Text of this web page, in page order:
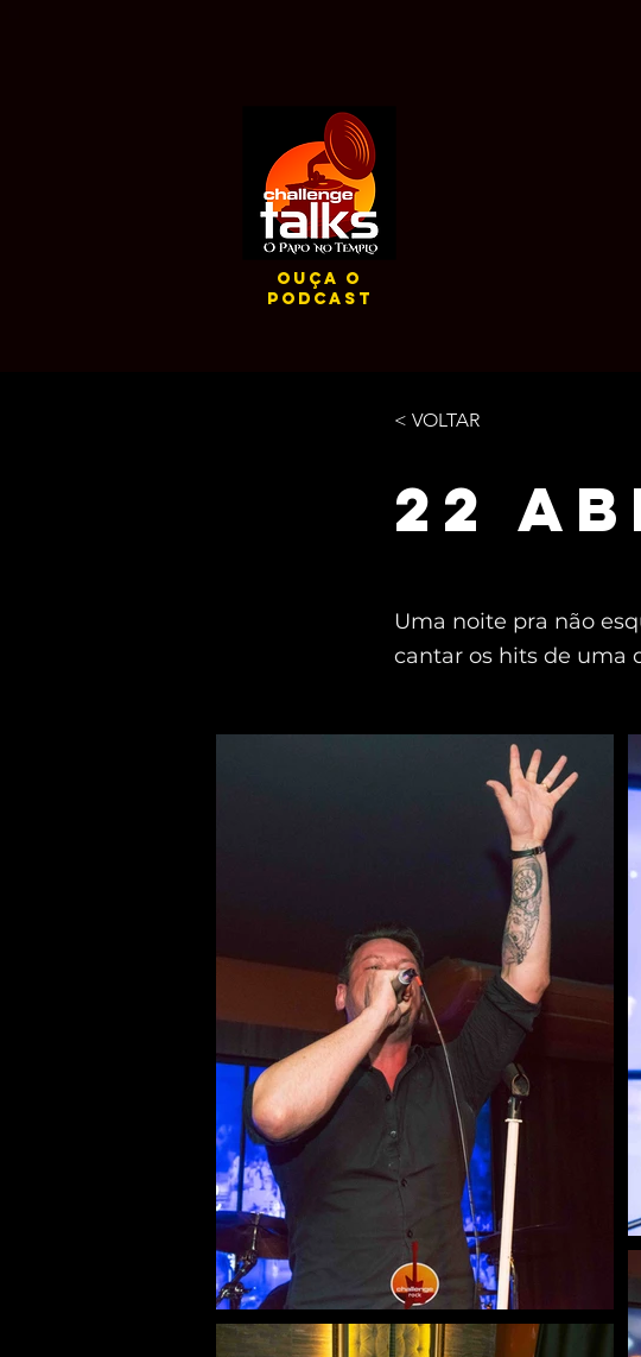
ouça o
podcast
< VOLTAR
22
Uma noite pra não
cantar os hits de uma